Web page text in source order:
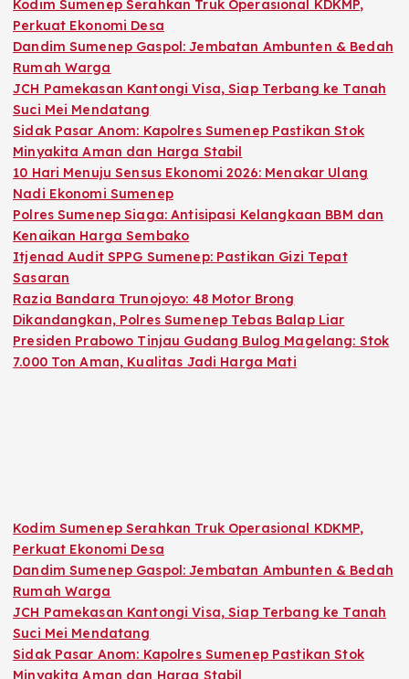
Kodim Sumenep Serahkan Truk Operasional KDKMP,
Perkuat Ekonomi Desa
Dandim Sumenep Gaspol: Jembatan Ambunten & Bedah
Rumah Warga
JCH Pamekasan Kantongi Visa, Siap Terbang ke Tanah
Suci Mei Mendatang
Sidak Pasar Anom: Kapolres Sumenep Pastikan Stok
Minyakita Aman dan Harga Stabil
10 Hari Menuju Sensus Ekonomi 2026: Menakar Ulang
Nadi Ekonomi Sumenep
Polres Sumenep Siaga: Antisipasi Kelangkaan BBM dan
Kenaikan Harga Sembako
Itjenad Audit SPPG Sumenep: Pastikan Gizi Tepat
Sasaran
Razia Bandara Trunojoyo: 48 Motor Brong
Dikandangkan, Polres Sumenep Tebas Balap Liar
Presiden Prabowo Tinjau Gudang Bulog Magelang: Stok
7.000 Ton Aman, Kualitas Jadi Harga Mati
Kodim Sumenep Serahkan Truk Operasional KDKMP,
Perkuat Ekonomi Desa
Dandim Sumenep Gaspol: Jembatan Ambunten & Bedah
Rumah Warga
JCH Pamekasan Kantongi Visa, Siap Terbang ke Tanah
Suci Mei Mendatang
Sidak Pasar Anom: Kapolres Sumenep Pastikan Stok
Minyakita Aman dan Harga Stabil